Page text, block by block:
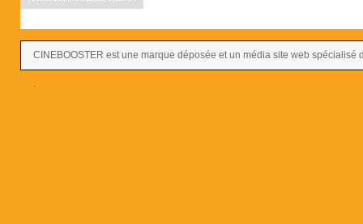
CINEBOOSTER est une marque déposée et un média site web
.